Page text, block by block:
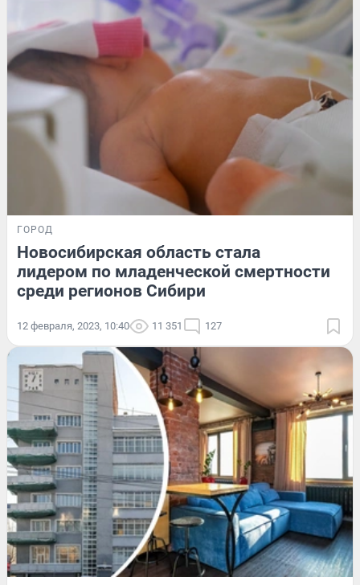
ГОРОД
Новосибирская область стала
лидером по младенческой смертности
среди регионов Сибири
12 февраля, 2023, 10:40 11 351 127